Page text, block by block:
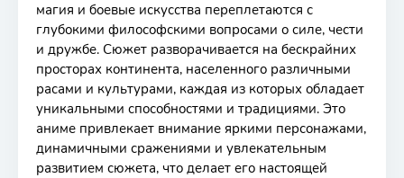
магия и боевые искусства переплетаются с
глубокими философскими вопросами о силе, чести
и дружбе. Сюжет разворачивается на бескрайних
просторах континента, населенного различными
расами и культурами, каждая из которых обладает
уникальными способностями и традициями. Это
аниме привлекает внимание яркими персонажами,
динамичными сражениями и увлекательным
развитием сюжета, что делает его настоящей